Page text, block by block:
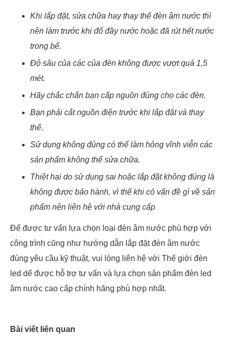
Khi lắp đặt, sửa chữa hay thay thế đèn âm nước thì
nên làm trước khi đổ đầy nước hoặc đã rút hết nước
trong bể.
Độ sâu của các của đèn không được vượt quá 1,5
mét.
Hãy chắc chắn bạn cấp nguồn đúng cho các đèn.
Bạn phải cắt nguồn điện trước khi lắp đặt và thay
thế.
Sử dụng không đúng có thể làm hỏng vĩnh viễn các
sản phẩm không thể sửa chữa.
Thiệt hại do sử dụng sai hoặc lắp đặt không đúng là
không được bảo hành, vì thế khi có vấn đề gì về sản
phẩm nên liên hệ với nhà cung cấp
Để được tư vấn lựa chọn loại đèn âm nước phù hợp với
công trình cũng như hướng dẫn lắp đặt đèn âm nước
đúng yêu cầu kỹ thuật, vui lòng liên hệ với Thế giới đèn
led dể được hỗ trợ tư vấn và lựa chọn sản phẩm đèn led
âm nước cao cấp chính hãng phù hợp nhất.
Bài viết liên quan